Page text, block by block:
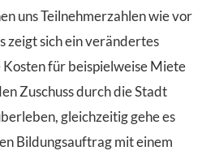
uns Teilnehmerzahlen wie vor
zeigt sich ein verändertes
für beispielweise Miete
Zuschuss durch die Stadt
gleichzeitig gehe es
Bildungsauftrag mit einem